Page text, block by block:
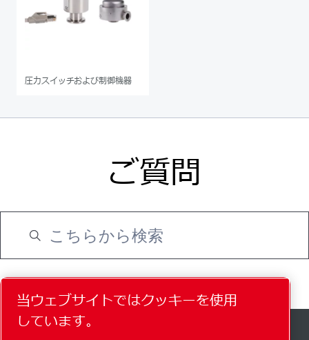
圧力スイッチおよび制御機器
ご質問
クイックリンク
当ウェブサイトではクッキーを使用
しています。